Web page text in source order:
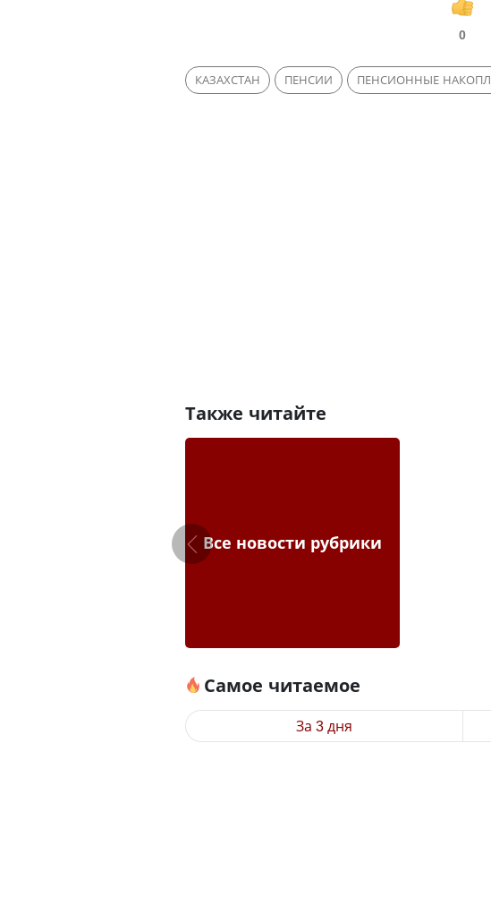
0
КАЗАХСТАН ПЕНСИИ ПЕНСИОННЫЕ
Также читайте
Все новости рубрики
Самое читаемое
За 3 дня